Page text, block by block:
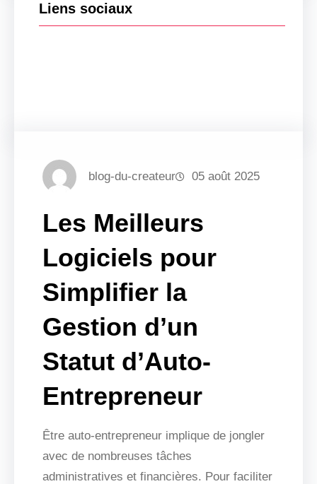
Liens sociaux
blog-du-createur 05 août 2025
Les Meilleurs
Logiciels pour
Simplifier la
Gestion d’un
Statut d’Auto-
Entrepreneur
Être auto-entrepreneur implique de jongler
avec de nombreuses tâches
administratives et financières. Pour faciliter